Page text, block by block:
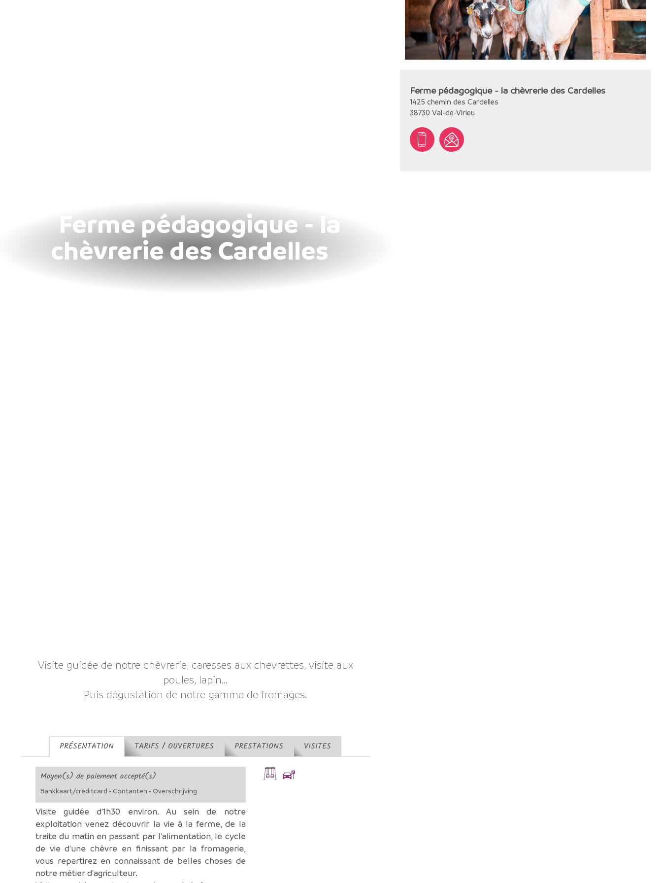
Ferme pédagogique - la
chèvrerie des Cardelles
Visite guidée de notre chèvrerie, caresses aux chevrettes, visite aux
poules, lapin...
Puis dégustation de notre gamme de fromages.
PRÉSENTATION TARIFS / OUVERTURES PRESTATIONS VISITES
Moyen(s) de paiement accepté(s)
Bankkaart/creditcard • Contanten • Overschrijving
Visite guidée d'1h30 environ. Au sein de notre
exploitation venez découvrir la vie à la ferme, de la
traite du matin en passant par l'alimentation, le cycle
de vie d'une chèvre en finissant par la fromagerie,
vous repartirez en connaissant de belles choses de
notre métier d'agriculteur.
Ferme pédagogique - la chèvrerie des Cardelles
1425 chemin des Cardelles
38730 Val-de-Virieu